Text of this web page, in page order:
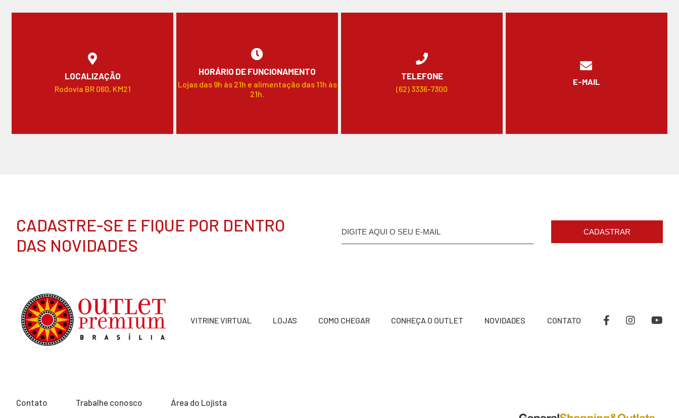
LOCALIZAÇÃO
Rodovia BR 060, KM21
HORÁRIO DE FUNCIONAMENTO
Lojas das 9h às 21h e alimentação das 11h às
21h.
TELEFONE
(62) 3336-7300
E-MAIL
CADASTRE-SE E FIQUE POR DENTRO
DAS NOVIDADES
CADASTRAR
VITRINE VIRTUAL LOJAS COMO CHEGAR CONHEÇA O OUTLET NOVIDADES CONTATO
Contato Trabalhe conosco Área do Lojista